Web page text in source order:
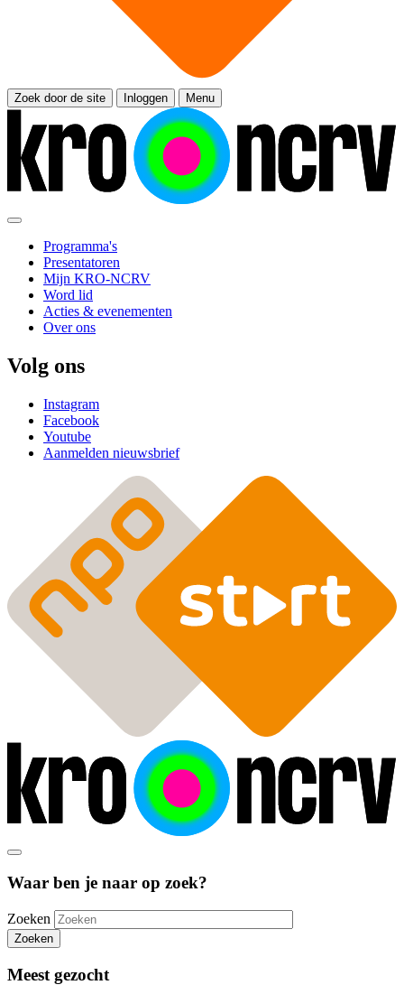
Zoek door de site Inloggen Menu
Programma's
Presentatoren
Mijn KRO-NCRV
Word lid
Acties & evenementen
Over ons
Volg ons
Instagram
Facebook
Youtube
Aanmelden nieuwsbrief
Waar ben je naar op zoek?
Zoeken
Zoeken
Meest gezocht